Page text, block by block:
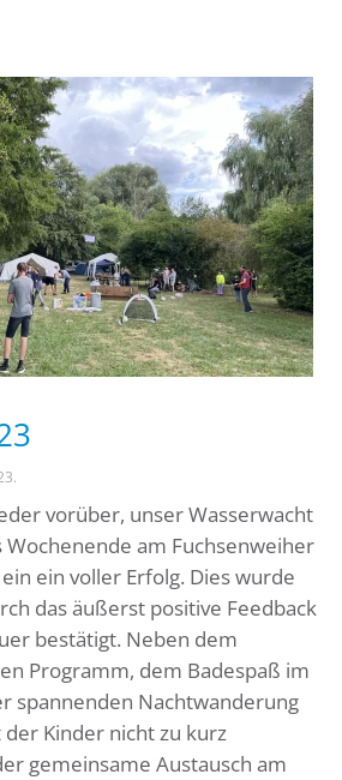
.
vorüber, unser Wasserwacht
Wochenende am Fuchsenweiher
ein voller Erfolg. Dies wurde
das äußerst positive Feedback
bestätigt. Neben dem
Programm, dem Badespaß im
spannenden Nachtwanderung
Kinder nicht zu kurz
gemeinsame Austausch am